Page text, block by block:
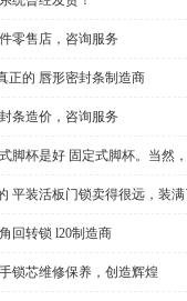
零售店，咨询服务
正的 唇形密封条制造商
条造价，咨询服务
脚杯是好 固定式脚杯。当然
平装活板门锁卖得很远，装
回转锁 l20制造商
锁芯维修保养，创造辉煌